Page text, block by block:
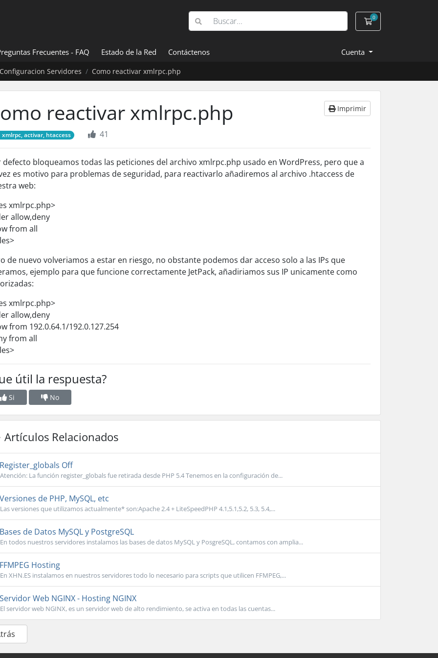
0
Carro de Pedidos
Frecuentes - FAQ Estado de la Red Contáctenos Cuenta
Configuracion Servidores Como reactivar xmlrpc.php
reactivar xmlrpc.php Imprimir
xmlrpc, activar, htaccess 41
defecto bloqueamos todas las peticiones del archivo xmlrpc.php usado en WordPress, pero que a
es motivo para problemas de seguridad, para reactivarlo añadiremos al archivo .htaccess de
web:
xmlrpc.php>
allow,deny
from all
de nuevo volveriamos a estar en riesgo, no obstante podemos dar acceso solo a las IPs que
ejemplo para que funcione correctamente JetPack, añadiriamos sus IP unicamente como
xmlrpc.php>
allow,deny
from 192.0.64.1/192.0.127.254
from all
útil la respuesta?
Si No
Artículos Relacionados
Off
Atención: La función register_globals fue retirada desde PHP 5.4 Tenemos en la configuración de...
de PHP, MySQL, etc
Las versiones que utilizamos actualmente* son:Apache 2.4 + LiteSpeedPHP 4.1,5.1,5.2, 5.3, 5.4,...
de Datos MySQL y PostgreSQL
En todos nuestros servidores instalamos las bases de datos MySQL y PosgreSQL, contamos con amplia...
Hosting
En XHN.ES instalamos en nuestros servidores todo lo necesario para scripts que utilicen FFMPEG,...
Web NGINX - Hosting NGINX
El servidor web NGINX, es un servidor web de alto rendimiento, se activa en todas las cuentas...